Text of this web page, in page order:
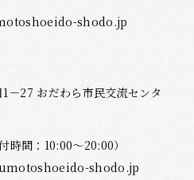
shodo.jp
－27 おだわら市民交流センタ
付時間：10:00～20:00）
shodo.jp